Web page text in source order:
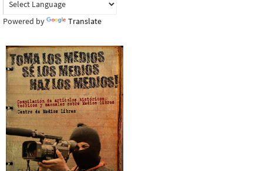
Powered by Translate